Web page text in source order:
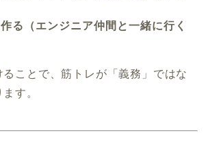
る（エンジニア仲間と一緒に行く
ことで、筋トレが「義務」ではな
す。